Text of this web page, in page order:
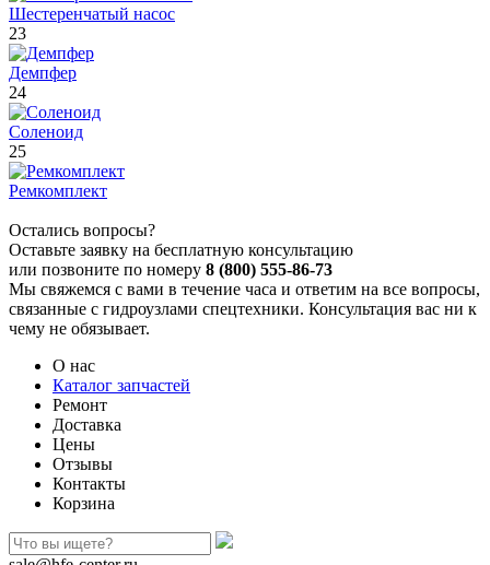
Шестеренчатый насос
23
Демпфер
24
Соленоид
25
Ремкомплект
Остались вопросы?
Оставьте заявку на бесплатную консультацию
или позвоните по номеру 8 (800) 555-86-73
Мы свяжемся с вами в течение часа и ответим на все вопросы,
связанные с гидроузлами спецтехники. Консультация вас ни к
чему не обязывает.
О нас
Каталог запчастей
Ремонт
Доставка
Цены
Отзывы
Контакты
Корзина